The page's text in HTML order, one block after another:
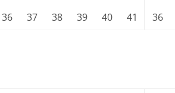
45 46 47
36
37 38 39 40 41 42
36